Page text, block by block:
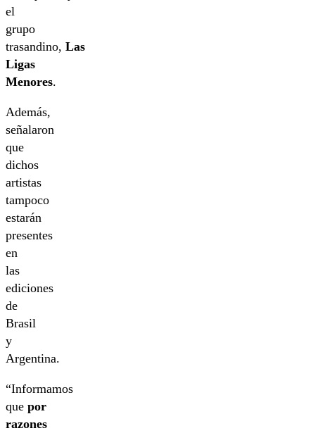
el
grupo
trasandino, Las
Ligas
Menores.
Además,
señalaron
que
dichos
artistas
tampoco
estarán
presentes
en
las
ediciones
de
Brasil
y
Argentina.
“Informamos
que por
razones